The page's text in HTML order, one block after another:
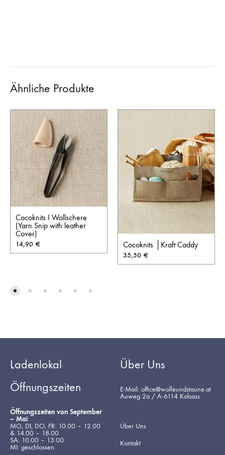
Ähnliche Produkte
Cocoknits I Wollschere
(Yarn Snip with leather
Cover)
14,90 € Cocoknits │Kraft Caddy
35,50 €
Ladenlokal
Öffnungszeiten
Öffnungszeiten von September
– Mai:
MO, DI, DO, FR: 10.00 – 12.00
& 14.00 – 18.00
SA: 10.00 – 13.00
MI: geschlossen
Über Uns
E-Mail: office@wolleundstaune.at
Auweg 2a / A-6114 Kolsass
Über Uns
Kontakt